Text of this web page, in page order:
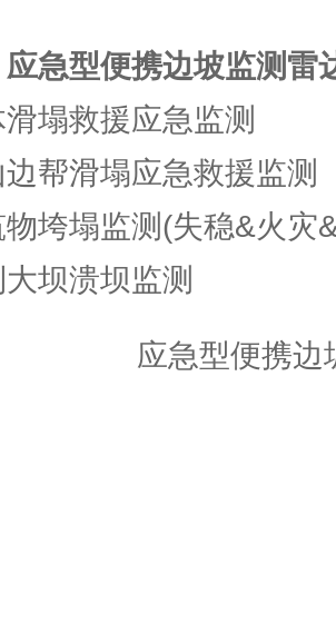
应急型便携边坡监测雷
救援应急监测
滑塌应急救援监测
塌监测(失稳&火灾
溃坝监测